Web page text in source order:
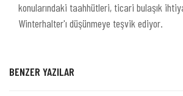
konularındaki taahhütleri, ticari bulaşık
Winterhalter'ı düşünmeye teşvik ediyor.
BENZER YAZILAR